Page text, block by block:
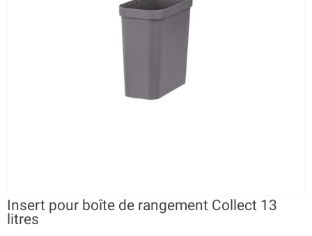
Insert pour boîte de rangement Collect 13
litres